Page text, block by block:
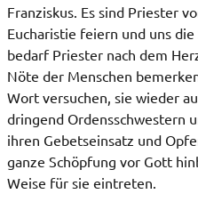
Franziskus. Es sind Priester
Eucharistie feiern und uns
bedarf Priester nach dem
Nöte der Menschen
Wort versuchen, sie wieder
dringend Ordensschwestern
ihren Gebetseinsatz und
ganze Schöpfung vor Gott
Weise für sie eintreten.